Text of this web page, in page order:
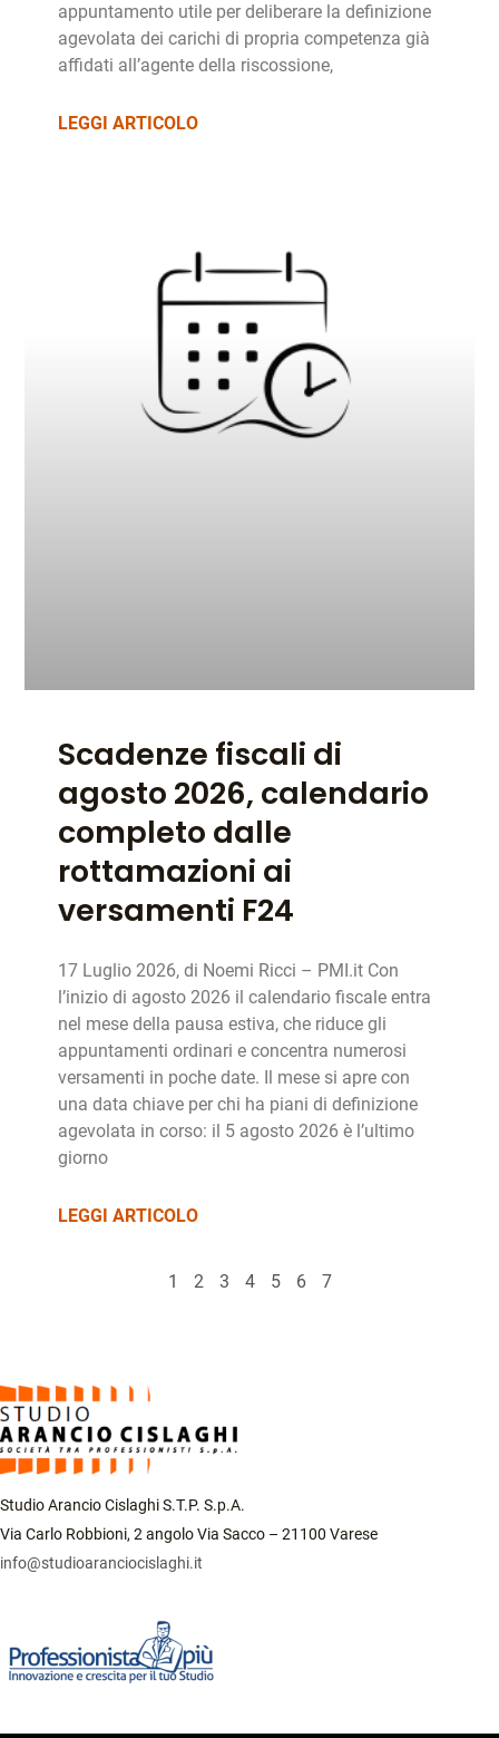
appuntamento utile per deliberare la definizione
agevolata dei carichi di propria competenza già
affidati all’agente della riscossione,
LEGGI ARTICOLO
Scadenze fiscali di
agosto 2026, calendario
completo dalle
rottamazioni ai
versamenti F24
17 Luglio 2026, di Noemi Ricci – PMI.it Con
l’inizio di agosto 2026 il calendario fiscale entra
nel mese della pausa estiva, che riduce gli
appuntamenti ordinari e concentra numerosi
versamenti in poche date. Il mese si apre con
una data chiave per chi ha piani di definizione
agevolata in corso: il 5 agosto 2026 è l’ultimo
giorno
LEGGI ARTICOLO
1 2 3 4 5 6 7
Studio Arancio Cislaghi S.T.P. S.p.A.
Via Carlo Robbioni, 2 angolo Via Sacco – 21100 Varese
info@studioaranciocislaghi.it